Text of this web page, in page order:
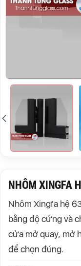
NHÔM XINGFA
Nhôm Xingfa hệ
bằng độ cứng và
cửa mở quay, mở
để chọn đúng.